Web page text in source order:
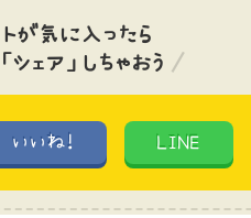
トが気に入ったら
シェア」しちゃおう
いいね! LINE